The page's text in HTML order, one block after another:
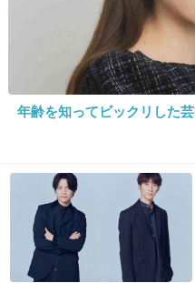
『家賃決済システム』
全東信の賃貸不動産向決済代行サ
接続環境と入居者本人のスマホや
らでも クレジットカードでの家賃
2026/07/07(火) 22:42:32
>>1
詳しい人教えて
年齢を知ってビックリした